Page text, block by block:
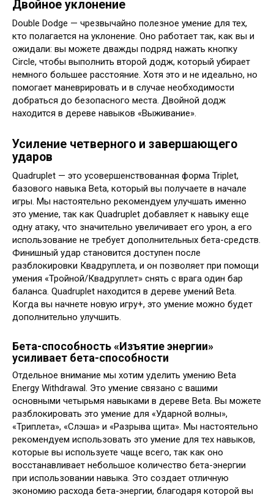
Двойное уклонение
Double Dodge — чрезвычайно полезное умение для тех,
кто полагается на уклонение. Оно работает так, как вы и
ожидали: вы можете дважды подряд нажать кнопку
Circle, чтобы выполнить второй додж, который убирает
немного большее расстояние. Хотя это и не идеально, но
помогает маневрировать и в случае необходимости
добраться до безопасного места. Двойной додж
находится в дереве навыков «Выживание».
Усиление четверного и завершающего
ударов
Quadruplet — это усовершенствованная форма Triplet,
базового навыка Beta, который вы получаете в начале
игры. Мы настоятельно рекомендуем улучшать именно
это умение, так как Quadruplet добавляет к навыку еще
одну атаку, что значительно увеличивает его урон, а его
использование не требует дополнительных бета-средств.
Финишный удар становится доступен после
разблокировки Квадруплета, и он позволяет при помощи
умения «Тройной/Квадруплет» снять с врага один бар
баланса. Quadruplet находится в дереве умений Beta.
Когда вы начнете новую игру+, это умение можно будет
дополнительно улучшить.
Бета-способность «Изъятие энергии»
усиливает бета-способности
Отдельное внимание мы хотим уделить умению Beta
Energy Withdrawal. Это умение связано с вашими
основными четырьмя навыками в дереве Beta. Вы можете
разблокировать это умение для «Ударной волны»,
«Триплета», «Слэша» и «Разрыва щита». Мы настоятельно
рекомендуем использовать это умение для тех навыков,
которые вы используете чаще всего, так как оно
восстанавливает небольшое количество бета-энергии
при использовании навыка. Это создает отличную
экономию расхода бета-энергии, благодаря которой вы